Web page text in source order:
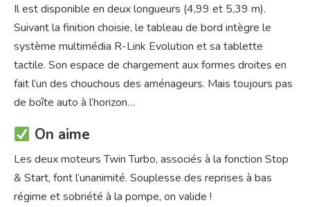
Il est disponible en deux longueurs (4,99 et 5,39 m).
Suivant la finition choisie, le tableau de bord intègre le
système multimédia R-Link Evolution et sa tablette
tactile. Son espace de chargement aux formes droites en
fait l’un des chouchous des aménageurs. Mais toujours pas
de boîte auto à l’horizon…
On aime
Les deux moteurs Twin Turbo, associés à la fonction Stop
& Start, font l’unanimité. Souplesse des reprises à bas
régime et sobriété à la pompe, on valide !